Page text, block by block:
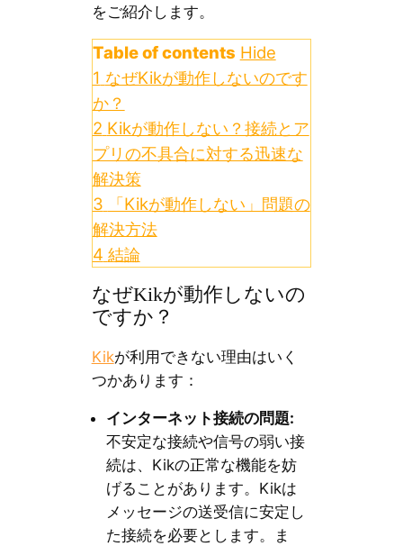
をご紹介します。
Table of contents Hide
1 なぜKikが動作しないのです
か？
2 Kikが動作しない？接続とア
プリの不具合に対する迅速な
解決策
3
「Kikが動作しない」問題の
解決方法
4 結論
なぜKikが動作しないの
ですか？
Kikが利用できない理由はいく
つかあります：
インターネット接続の問題:
不安定な接続や信号の弱い接
続は、Kikの正常な機能を妨
げることがあります。Kikは
メッセージの送受信に安定し
た接続を必要とします。ま